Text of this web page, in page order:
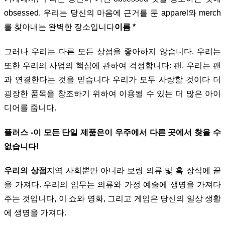
obsessed. 우리는 당신의 마음에 근거를 둔 apparel와 merch
를 찾아내는 완벽한 장소입니다이름 *
그러나 우리는 다른 모든 상점을 좋아하지 않습니다. 우리는
또한 우리의 사업의 핵심에 관하여 걱정합니다: 팬. 우리는 팬
과 연결한다는 것을 믿습니다 우리가 모두 사랑할 것이다 더
굉장한 품목을 창조하기 위하여 이용될 수 있는 더 많은 아이
디어를 줍니다.
플러스 -이 모든 단일 제품은이 우주에서 다른 곳에서 찾을 수
없습니다!
우리의 상점 지역 사회뿐만 아니라 보링 의류 및 홈 장식에 끝
을 가져다. 우리의 임무는 의류와 가정 예술에 생명을 가져다
주는 것입니다, 이 쇼와 영화, 그리고 게임은 당신의 일상 생활
에 생명을 가져다.